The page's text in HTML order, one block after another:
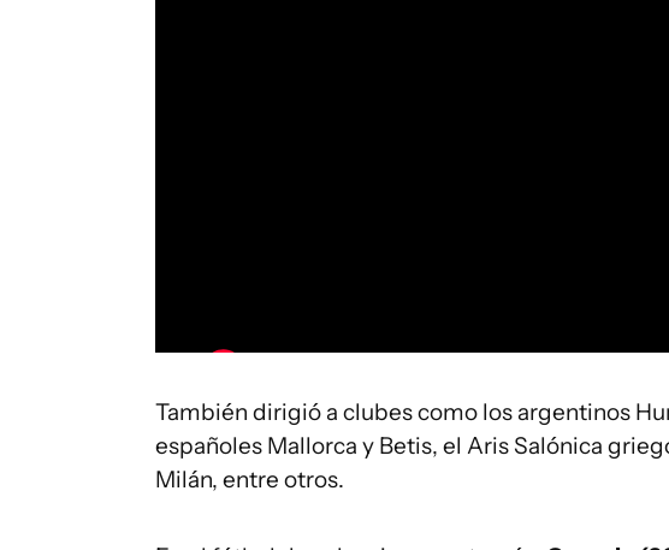
También dirigió a clubes como los argentinos
españoles Mallorca y Betis, el Aris Salónica
Milán, entre otros.